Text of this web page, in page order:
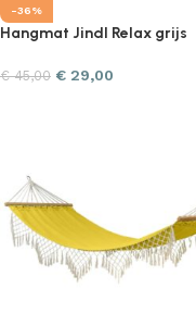
-36%
Hangmat Jindl Relax grijs
€45,00 € 29,00